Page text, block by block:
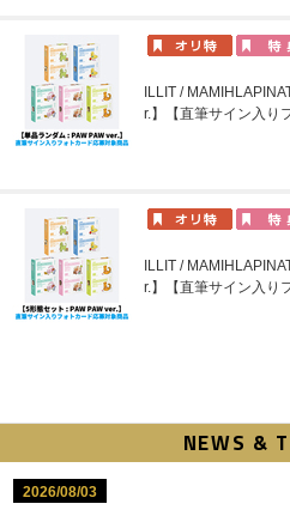
ILLIT /
r.】【直筆サイン入り
ILLIT /
r.】【直筆サイン入り
NEWS &
2026/08/03